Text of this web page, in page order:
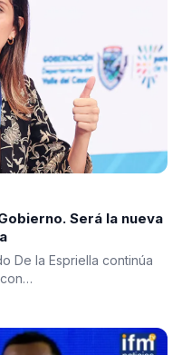
Será la nueva
De la Espriella continúa